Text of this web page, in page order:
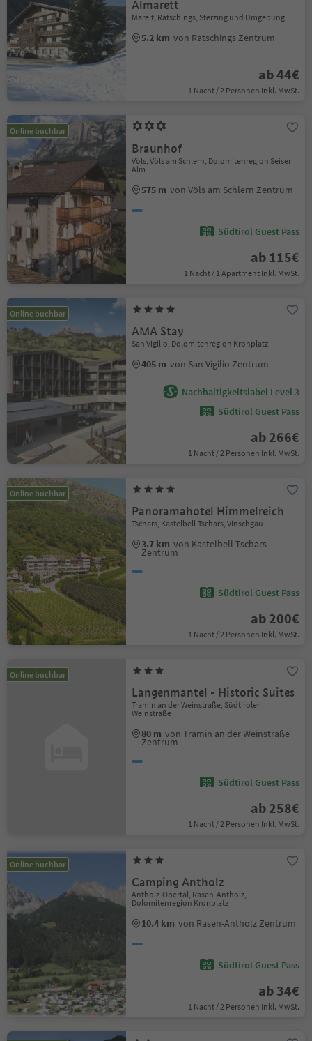
Almarett
Mareit, Ratschings, Sterzing und Umgebung
5.2 km von Ratschings Zentrum
ab 44€
1 Nacht / 2 Personen Inkl. MwSt.
Online buchbar
Braunhof
Völs, Völs am Schlern, Dolomitenregion Seiser
Alm
575 m von Völs am Schlern Zentrum
Südtirol Guest Pass
ab 115€
1 Nacht / 1 Apartment Inkl. MwSt.
Online buchbar
AMA Stay
San Vigilio, Dolomitenregion Kronplatz
405 m von San Vigilio Zentrum
Nachhaltigkeitslabel Level 3
Südtirol Guest Pass
ab 266€
1 Nacht / 2 Personen Inkl. MwSt.
Online buchbar
Panoramahotel Himmelreich
Tschars, Kastelbell-Tschars, Vinschgau
3.7 km von Kastelbell-Tschars
Zentrum
Südtirol Guest Pass
ab 200€
1 Nacht / 2 Personen Inkl. MwSt.
Online buchbar
Langenmantel - Historic Suites
Tramin an der Weinstraße, Südtiroler
Weinstraße
80 m von Tramin an der Weinstraße
Zentrum
Südtirol Guest Pass
ab 258€
1 Nacht / 2 Personen Inkl. MwSt.
Online buchbar
Camping Antholz
Antholz-Obertal, Rasen-Antholz,
Dolomitenregion Kronplatz
10.4 km von Rasen-Antholz Zentrum
Südtirol Guest Pass
ab 34€
1 Nacht / 2 Personen Inkl. MwSt.